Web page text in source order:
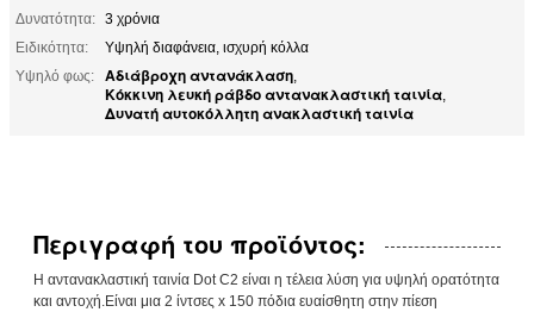
Δυνατότητα: 3 χρόνια
Ειδικότητα:
Υψηλή διαφάνεια, ισχυρή κόλλα
Υψηλό φως:
Αδιάβροχη αντανάκλαση,
Κόκκινη λευκή ράβδο αντανακλαστική ταινία,
Δυνατή αυτοκόλλητη ανακλαστική ταινία
Περιγραφή του προϊόντος:
Η αντανακλαστική ταινία Dot C2 είναι η τέλεια λύση για υψηλή ορατότητα
και αντοχή.Είναι μια 2 ίντσες x 150 πόδια ευαίσθητη στην πίεση